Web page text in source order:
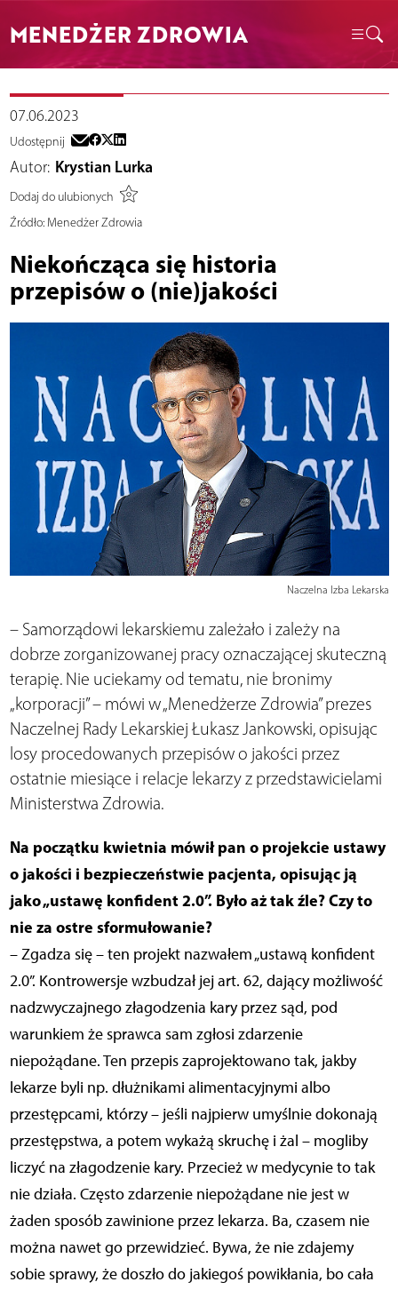
MENEDŻER ZDROWIA
07.06.2023
Udostępnij
Autor: Krystian Lurka
Dodaj do ulubionych
Źródło:Menedżer Zdrowia
Niekończąca się historia
przepisów o (nie)jakości
Naczelna Izba Lekarska
– Samorządowi lekarskiemu zależało i zależy na
dobrze zorganizowanej pracy oznaczającej skuteczną
terapię. Nie uciekamy od tematu, nie bronimy
„korporacji” – mówi w „Menedżerze Zdrowia” prezes
Naczelnej Rady Lekarskiej Łukasz Jankowski, opisując
losy procedowanych przepisów o jakości przez
ostatnie miesiące i relacje lekarzy z przedstawicielami
Ministerstwa Zdrowia.
Na początku kwietnia mówił pan o projekcie ustawy
o jakości i bezpieczeństwie pacjenta, opisując ją
jako „ustawę konfident 2.0”. Było aż tak źle? Czy to
nie za ostre sformułowanie?
– Zgadza się – ten projekt nazwałem „ustawą konfident
2.0”. Kontrowersje wzbudzał jej art. 62, dający możliwość
nadzwyczajnego złagodzenia kary przez sąd, pod
warunkiem że sprawca sam zgłosi zdarzenie
niepożądane. Ten przepis zaprojektowano tak, jakby
lekarze byli np. dłużnikami alimentacyjnymi albo
przestępcami, którzy – jeśli najpierw umyślnie dokonają
przestępstwa, a potem wykażą skruchę i żal – mogliby
liczyć na złagodzenie kary. Przecież w medycynie to tak
nie działa. Często zdarzenie niepożądane nie jest w
żaden sposób zawinione przez lekarza. Ba, czasem nie
można nawet go przewidzieć. Bywa, że nie zdajemy
sobie sprawy, że doszło do jakiegoś powikłania, bo cała